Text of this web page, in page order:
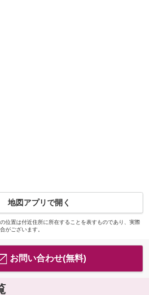
地図アプリで開く
位置は付近住所に所在することを表すものであり、実際
がございます。
お問い合わせ(無料)